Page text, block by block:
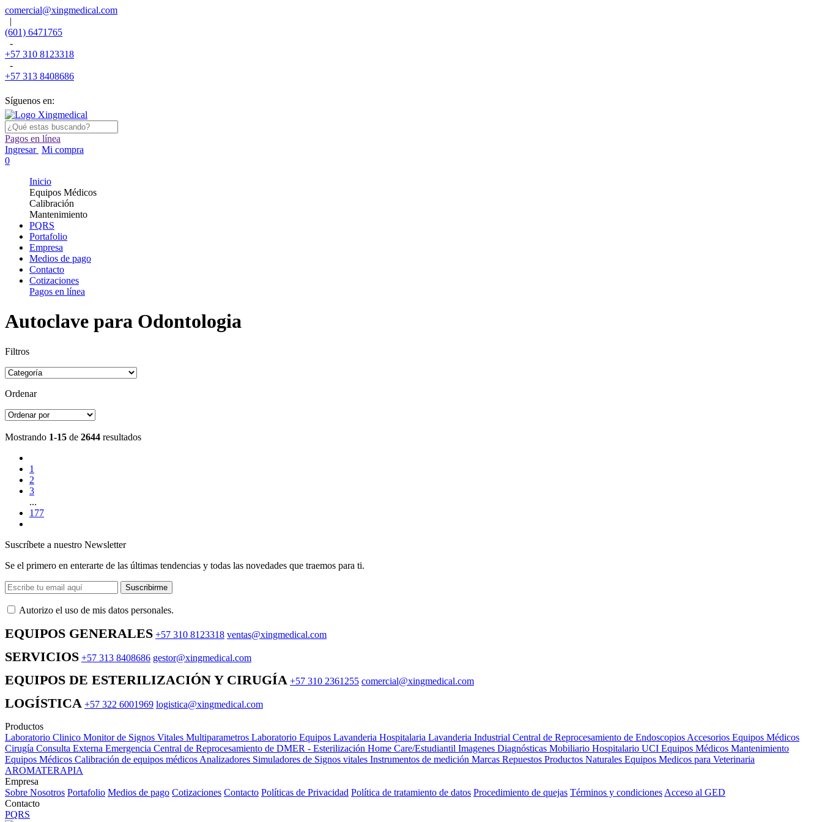
comercial@xingmedical.com
|
(601) 6471765
-
+57 310 8123318
-
+57 313 8408686
Síguenos en:
Pagos en línea
Ingresar Mi compra
0
Inicio
Equipos Médicos
Calibración
Mantenimiento
PQRS
Portafolio
Empresa
Medios de pago
Contacto
Cotizaciones
Pagos en línea
Autoclave para Odontologia
Filtros
Ordenar
Mostrando 1-15 de 2644 resultados
1
2
3
...
177
Suscríbete a nuestro Newsletter
Se el primero en enterarte de las últimas tendencias y todas las novedades que traemos para ti.
Suscribirme
Autorizo ​​el uso de mis datos personales.
EQUIPOS GENERALES +57 310 8123318 ventas@xingmedical.com
SERVICIOS +57 313 8408686 gestor@xingmedical.com
EQUIPOS DE ESTERILIZACIÓN Y CIRUGÍA +57 310 2361255 comercial@xingmedical.com
LOGÍSTICA +57 322 6001969 logistica@xingmedical.com
Productos
Laboratorio Clinico Monitor de Signos Vitales Multiparametros Laboratorio Equipos Lavanderia Hospitalaria Lavanderia Industrial Central de Reprocesamiento de Endoscopios Accesorios Equipos Médicos
Cirugía Consulta Externa Emergencia Central de Reprocesamiento de DMER - Esterilización Home Care/Estudiantil Imagenes Diagnósticas Mobiliario Hospitalario UCI Equipos Médicos Mantenimiento
Equipos Médicos Calibración de equipos médicos Analizadores Simuladores de Signos vitales Instrumentos de medición Marcas Repuestos Productos Naturales Equipos Medicos para Veterinaria
AROMATERAPIA
Empresa
Sobre Nosotros Portafolio Medios de pago Cotizaciones Contacto Políticas de Privacidad Política de tratamiento de datos Procedimiento de quejas Términos y condiciones Acceso al GED
Contacto
PQRS